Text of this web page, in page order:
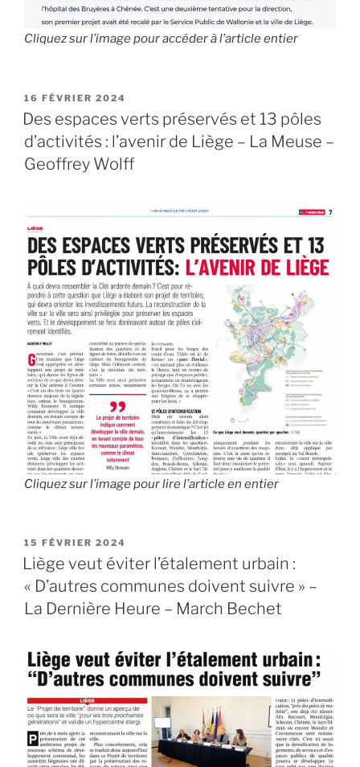
Cliquez sur l’image pour accéder à l’article entier
PUBLIÉ
LE
16 FÉVRIER 2024
Des espaces verts préservés et 13 pôles
d’activités : l’avenir de Liège – La Meuse –
Geoffrey Wolff
Cliquez sur l’image pour lire l’article en entier
PUBLIÉ
LE
15 FÉVRIER 2024
Liège veut éviter l’étalement urbain :
« D’autres communes doivent suivre » –
La Dernière Heure – March Bechet